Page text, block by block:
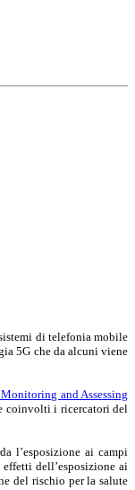
di telefonia mobile
5G che da alcuni viene
and Assessing
coinvolti i ricercatori del
l’esposizione ai campi
dell’esposizione ai
del rischio per la salute